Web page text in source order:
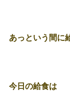
あっという間に
今日の給食は